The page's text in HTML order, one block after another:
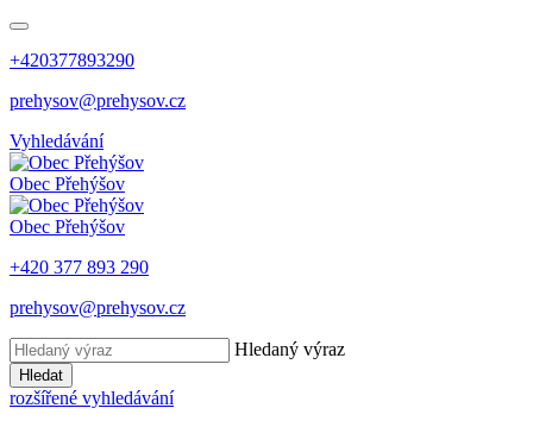
+420377893290
prehysov@prehysov.cz
Vyhledávání
Obec Přehýšov
Obec Přehýšov
+420 377 893 290
prehysov@prehysov.cz
Hledaný výraz
Hledat
rozšířené vyhledávání